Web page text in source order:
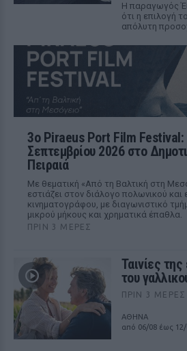
Η παραγωγός
ότι η επιλογή
απόλυτη
3ο Piraeus Port Film Festival:
Σεπτεμβρίου 2026 στο
Πειραιά
Με θεματική «Από τη Βαλτική στη
εστιάζει στον διάλογο πολωνικού και
κινηματογράφου, με διαγωνιστικό
μικρού μήκους και χρηματικά έπαθλα.
ΠΡΙΝ 3 ΜΈΡΕΣ
Ταινίες
του
ΠΡΙΝ 3 ΜΈΡΕΣ
ΑΘΗΝΑ
από 06/08 έως 12/